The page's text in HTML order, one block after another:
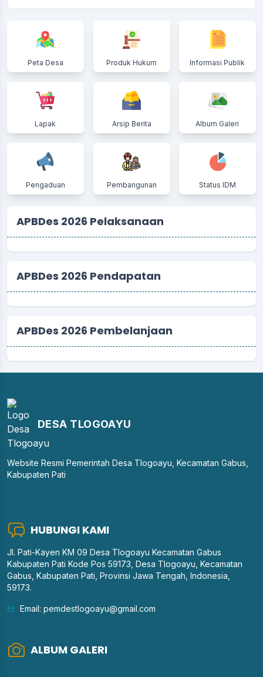
Peta Desa Produk Hukum Informasi Publik
Lapak Arsip Berita Album Galeri
Pengaduan Pembangunan Status IDM
APBDes 2026 Pelaksanaan
APBDes 2026 Pendapatan
APBDes 2026 Pembelanjaan
DESA TLOGOAYU
Website Resmi Pemerintah Desa Tlogoayu, Kecamatan Gabus,
Kabupaten Pati
HUBUNGI KAMI
Jl. Pati-Kayen KM 09 Desa Tlogoayu Kecamatan Gabus
Kabupaten Pati Kode Pos 59173, Desa Tlogoayu, Kecamatan
Gabus, Kabupaten Pati, Provinsi Jawa Tengah, Indonesia,
59173.
Email: pemdestlogoayu@gmail.com
ALBUM GALERI